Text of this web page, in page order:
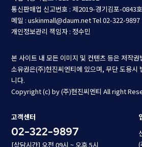
통신판매업 신고번호 : 제2019-경기김포-0843호
메일 : uskinmall@daum.netTel 02-322-9897
개인정보관리 책임자 : 정수민
본 사이트 내 모든 이미지 및 컨텐츠 등은 저작
소유권은(주)현진씨엔티에 있으며, 무단 도용시
니다.
Copyright (c) by (주)현진씨엔티 All right
고객센터
02-322-9897
[상담시간] 오전 09시 ~ 오후 5시